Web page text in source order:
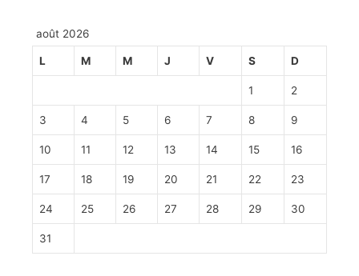
août 2026
L M M J V S D
1 2
3 4 5 6 7 8 9
10 11 12 13 14 15 16
17 18 19 20 21 22 23
24 25 26 27 28 29 30
31